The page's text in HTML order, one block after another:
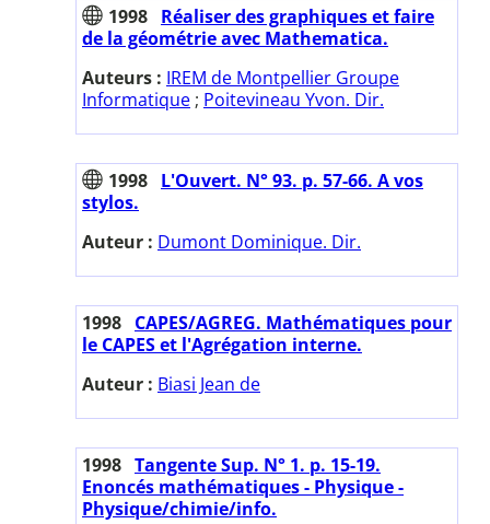
1998 Réaliser des graphiques et faire
de la géométrie avec Mathematica.
Auteurs : IREM de Montpellier Groupe
Informatique ; Poitevineau Yvon. Dir.
1998 L'Ouvert. N° 93. p. 57-66. A vos
stylos.
Auteur : Dumont Dominique. Dir.
1998 CAPES/AGREG. Mathématiques pour
le CAPES et l'Agrégation interne.
Auteur : Biasi Jean de
1998 Tangente Sup. N° 1. p. 15-19.
Enoncés mathématiques - Physique -
Physique/chimie/info.